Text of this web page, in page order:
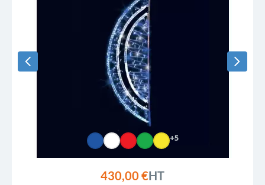
+5
430,00 €HT